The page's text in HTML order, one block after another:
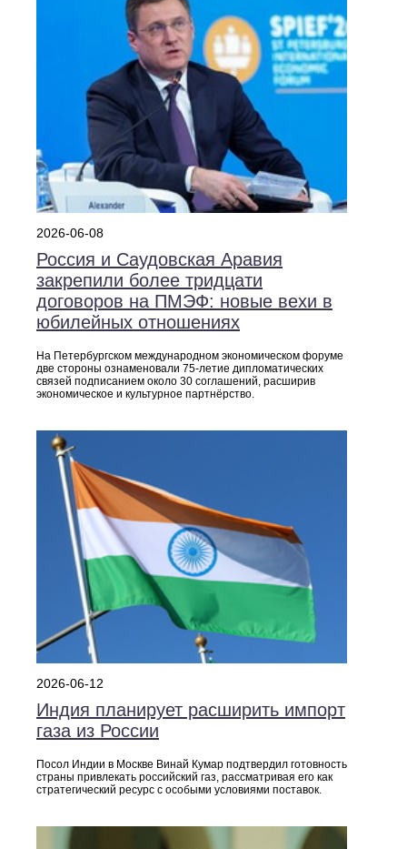
2026-06-08
Россия и Саудовская Аравия
закрепили более тридцати
договоров на ПМЭФ: новые вехи в
юбилейных отношениях
На Петербургском международном экономическом форуме
две стороны ознаменовали 75‑летие дипломатических
связей подписанием около 30 соглашений, расширив
экономическое и культурное партнёрство.
2026-06-12
Индия планирует расширить импорт
газа из России
Посол Индии в Москве Винай Кумар подтвердил готовность
страны привлекать российский газ, рассматривая его как
стратегический ресурс с особыми условиями поставок.